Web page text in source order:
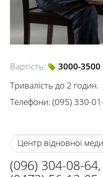
Вартість:
3000-3500
Тривалість до 2 годин.
Телефони: (095) 330-
Центр відновної
(096) 304-08-64,